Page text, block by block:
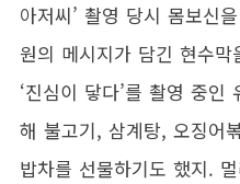
아저씨’ 촬영 당시 몸보신
원의 메시지가 담긴 현수
‘진심이 닿다’를 촬영 중
해 불고기, 삼계탕, 오징어
밥차를 선물하기도 했지.